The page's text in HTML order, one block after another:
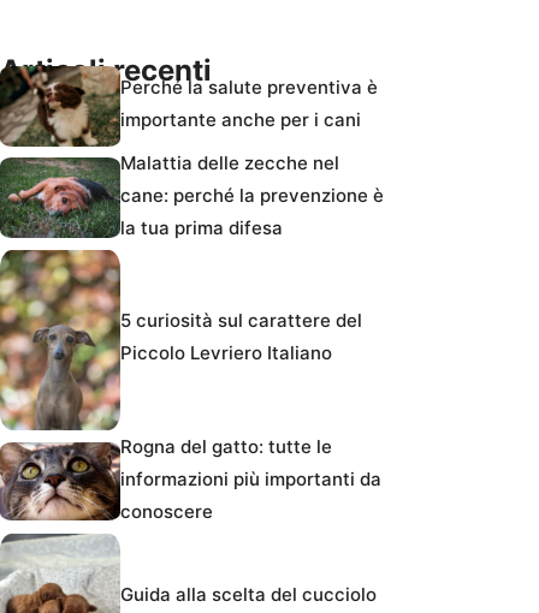
Articoli recentiPerché la salute preventiva è
importante anche per i cani
Malattia delle zecche nel
cane: perché la prevenzione è
la tua prima difesa
5 curiosità sul carattere del
Piccolo Levriero Italiano
Rogna del gatto: tutte le
informazioni più importanti da
conoscere
Guida alla scelta del cucciolo